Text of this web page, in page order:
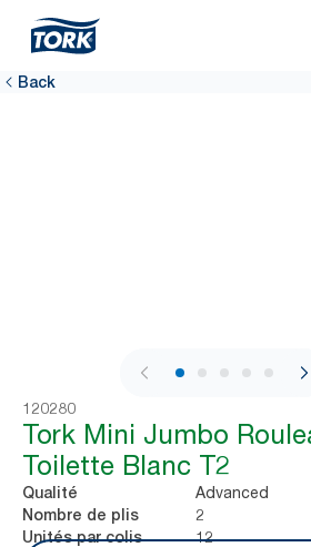
Back
1 / 6
120280
Tork Mini Jumbo
Toilette Blanc T2
Qualité Advanced
Nombre de plis 2
Unités par colis
12